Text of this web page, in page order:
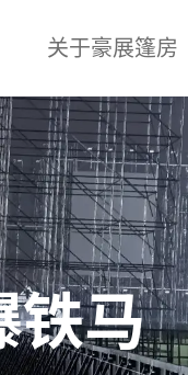
关于豪展篷房
关于豪展篷房丨天津豪
展篷房技术有限公司
地产活动篷房
铁马